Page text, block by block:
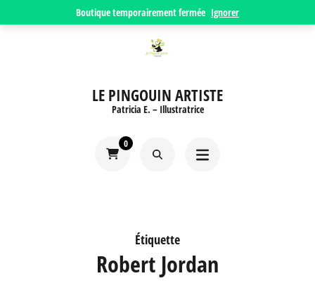
Boutique temporairement fermée Ignorer
LE PINGOUIN ARTISTE
Patricia E. – Illustratrice
0
Étiquette
Robert Jordan